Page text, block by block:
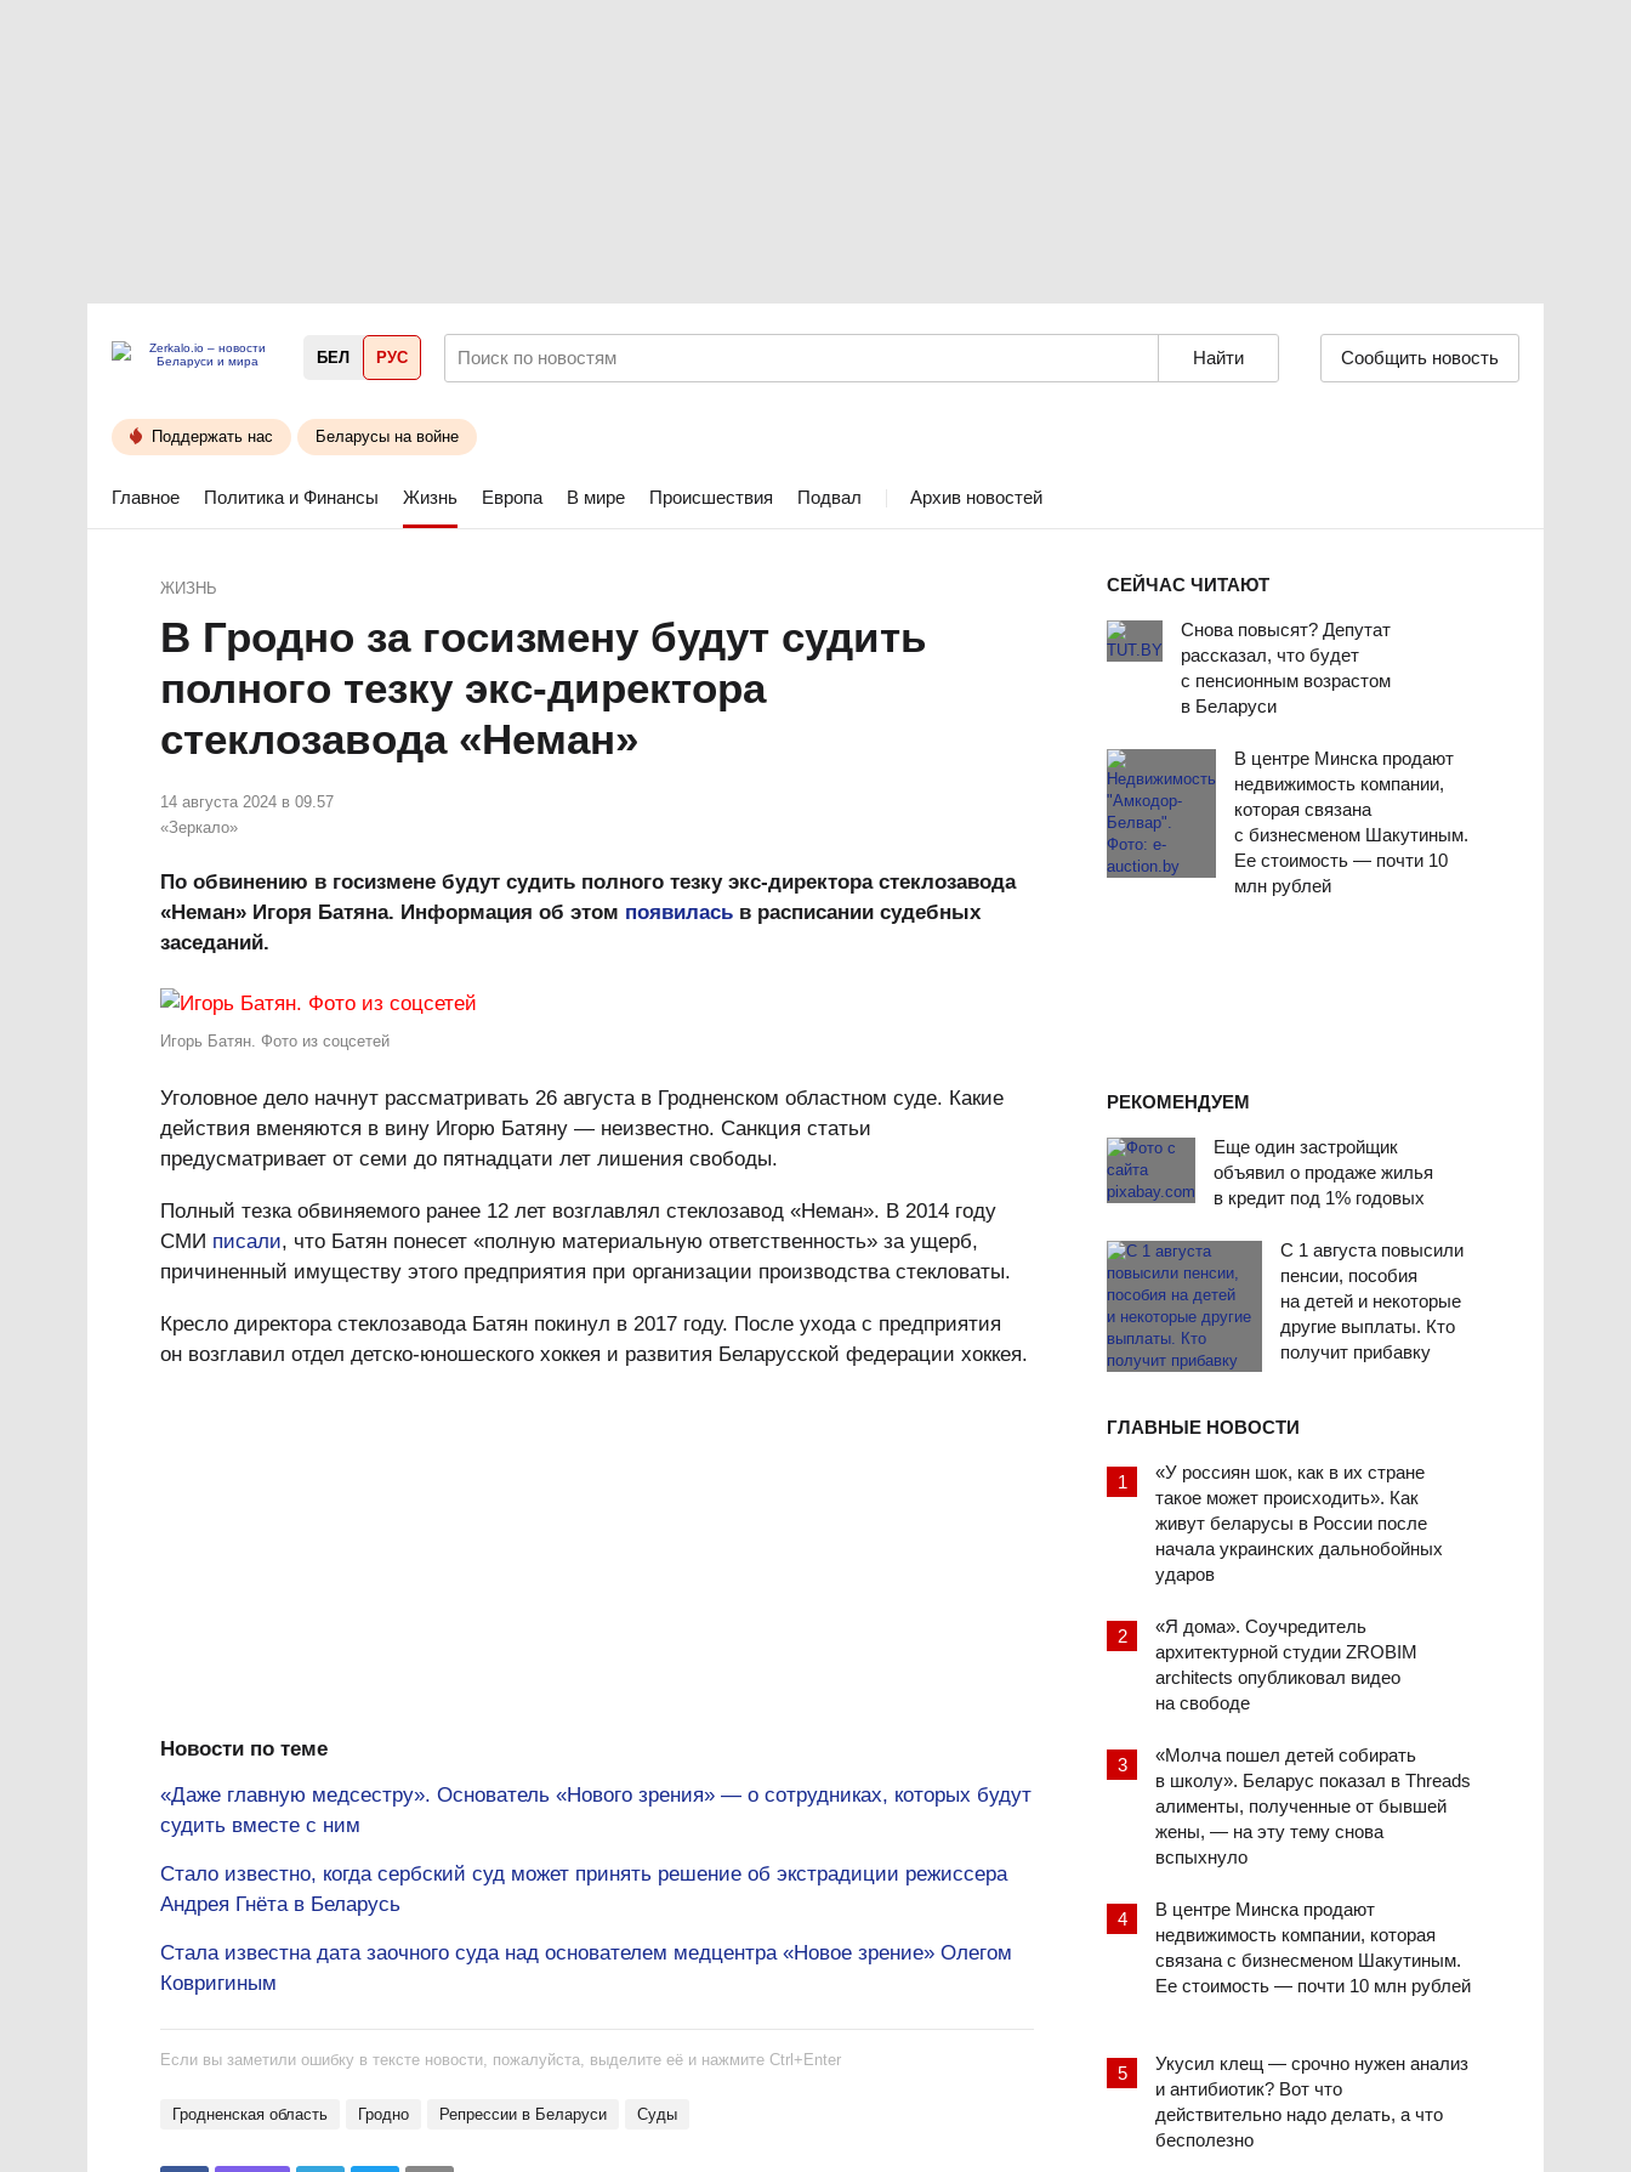
БЕЛ РУС Сообщить новость
Поддержать нас Беларусы на войне
Главное Политика и Финансы Жизнь Европа В мире Происшествия Подвал Архив новостей
СЕЙЧАС ЧИТАЮТ
Снова повысят? Депутат
рассказал, что будет
с пенсионным возрастом
в Беларуси
В центре Минска продают
недвижимость компании,
которая связана
с бизнесменом Шакутиным.
Ее стоимость — почти 10
млн рублей
РЕКОМЕНДУЕМ
Еще один застройщик
объявил о продаже жилья
в кредит под 1% годовых
С 1 августа повысили
пенсии, пособия
на детей и некоторые
другие выплаты. Кто
получит прибавку
ГЛАВНЫЕ НОВОСТИ
«У россиян шок, как в их стране
такое может происходить». Как
живут беларусы в России после
начала украинских дальнобойных
ударов
«Я дома». Соучредитель
архитектурной студии ZROBIM
architects опубликовал видео
на свободе
«Молча пошел детей собирать
в школу». Беларус показал в Threads
алименты, полученные от бывшей
жены, — на эту тему снова
вспыхнуло
В центре Минска продают
недвижимость компании, которая
связана с бизнесменом Шакутиным.
Ее стоимость — почти 10 млн рублей
Укусил клещ — срочно нужен анализ
и антибиотик? Вот что
действительно надо делать, а что
бесполезно
ЖИЗНЬ
В Гродно за госизмену будут судить
полного тезку экс-директора
стеклозавода «Неман»
14 августа 2024 в 09.57
«Зеркало»
По обвинению в госизмене будут судить полного тезку экс-директора стеклозавода
«Неман» Игоря Батяна. Информация об этом появилась в расписании судебных
заседаний.
Игорь Батян. Фото из соцсетей
Уголовное дело начнут рассматривать 26 августа в Гродненском областном суде. Какие
действия вменяются в вину Игорю Батяну — неизвестно. Санкция статьи
предусматривает от семи до пятнадцати лет лишения свободы.
Полный тезка обвиняемого ранее 12 лет возглавлял стеклозавод «Неман». В 2014 году
СМИ писали, что Батян понесет «полную материальную ответственность» за ущерб,
причиненный имуществу этого предприятия при организации производства стекловаты.
Кресло директора стеклозавода Батян покинул в 2017 году. После ухода с предприятия
он возглавил отдел детско-юношеского хоккея и развития Беларусской федерации хоккея.
Новости по теме
«Даже главную медсестру». Основатель «Нового зрения» — о сотрудниках, которых будут
судить вместе с ним
Стало известно, когда сербский суд может принять решение об экстрадиции режиссера
Андрея Гнёта в Беларусь
Стала известна дата заочного суда над основателем медцентра «Новое зрение» Олегом
Ковригиным
Если вы заметили ошибку в тексте новости, пожалуйста, выделите её и нажмите Ctrl+Enter
Гродненская область Гродно репрессии в Беларуси Суды